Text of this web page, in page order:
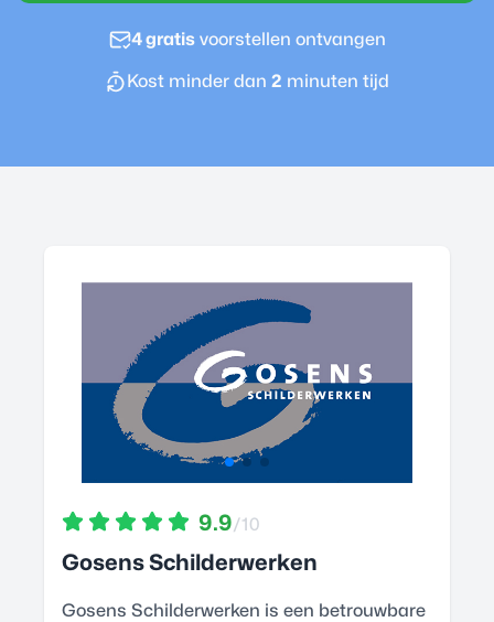
4 gratisvoorstellen ontvangen
Kost minder dan 2 minuten tijd
9.9/10
Gosens Schilderwerken
Gosens Schilderwerken is een betrouwbare